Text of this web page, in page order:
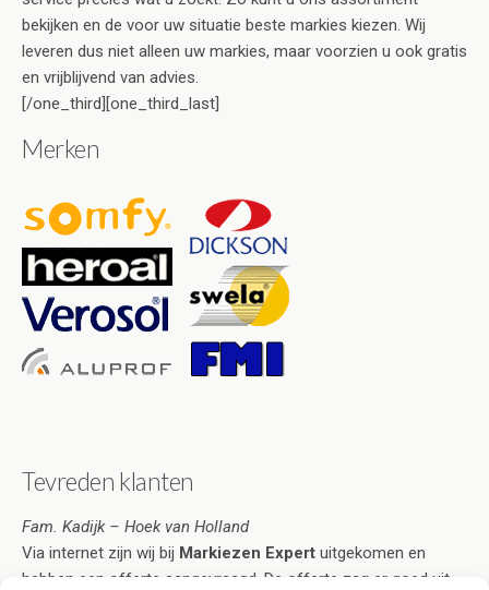
bekijken en de voor uw situatie beste markies kiezen. Wij
leveren dus niet alleen uw markies, maar voorzien u ook gratis
en vrijblijvend van advies.
[/one_third][one_third_last]
Merken
Tevreden klanten
Fam. Kadijk – Hoek van Holland
Via internet zijn wij bij Markiezen Expert uitgekomen en
hebben een offerte aangevraagd. De offerte zag er goed uit